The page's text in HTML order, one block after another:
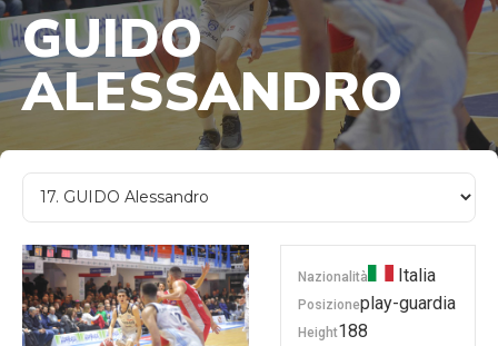
GUIDO
ALESSANDRO
Nazionalità Italia
Posizioneplay-guardia
Height188